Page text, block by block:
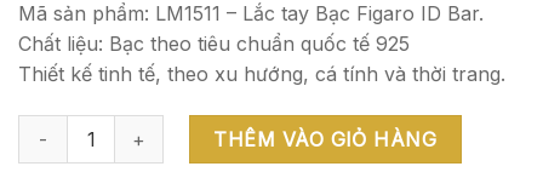
Mã sản phẩm: LM1511 – Lắc tay Bạc Figaro ID Bar.
Chất liệu: Bạc theo tiêu chuẩn quốc tế 925
Thiết kế tinh tế, theo xu hướng, cá tính và thời trang.
LM1511 - LẮC TAY BẠC FIGARO ID BAR số lượng
THÊM VÀO GIỎ HÀNG